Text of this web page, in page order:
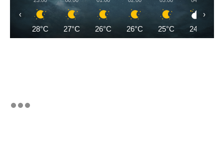
28°C 27°C 26°C 26°C 25°C 24°C
‹ ›